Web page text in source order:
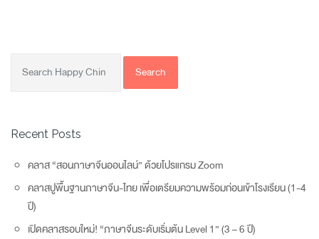
Search
Recent Posts
คลาส “สอนภาษาจีนออนไลน์” ด้วยโปรแกรม Zoom
คลาสปูพื้นฐานภาษาจีน-ไทย เพื่อเตรียมความพร้อมก่อนเข้าโรงเรียน (1-4
ปี)
เปิดคลาสรอบใหม่! “ภาษาจีนระดับเริ่มต้น Level 1” (3 – 6 ปี)